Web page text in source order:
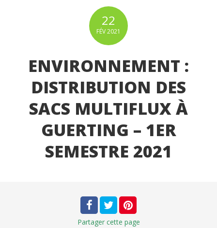
22
FÉV2021
ENVIRONNEMENT :
DISTRIBUTION DES
SACS MULTIFLUX À
GUERTING – 1ER
SEMESTRE 2021
Partager cette page